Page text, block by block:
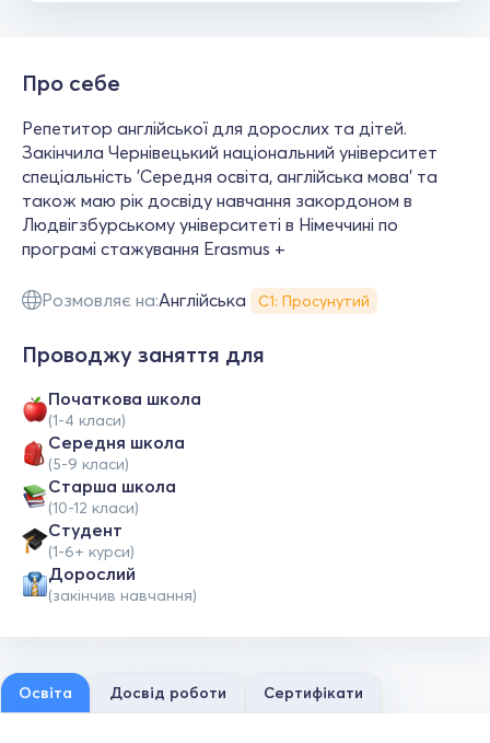
Про себе
Репетитор англійської для дорослих та дітей.
Закінчила Чернівецький національний університет
спеціальність 'Cередня освіта, англійська мова' та
також маю рік досвіду навчання закордоном в
Людвігзбурському університеті в Німеччині по
програмі стажування Erasmus +
Розмовляє на:Англійська С1: Просунутий
Проводжу заняття для
Початкова школа
(1-4 класи)
Середня школа
(5-9 класи)
Старша школа
(10-12 класи)
Студент
(1-6+ курси)
Дорослий
(закінчив навчання)
Освіта Досвід роботи Сертифікати